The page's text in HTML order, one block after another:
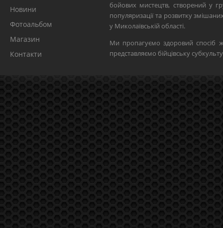
Новини
Фотоальбом
Магазин
Контакти
бойових мистецтв, створений у
популяризації та розвитку
у Миколаївській області.
Ми пропагуємо здоровий спосіб
представляємо бійцівську